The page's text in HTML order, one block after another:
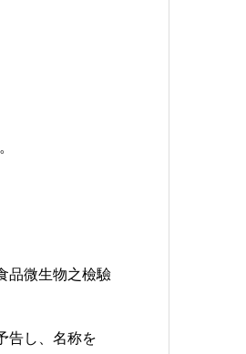
品微生物之檢驗
告し、名称を